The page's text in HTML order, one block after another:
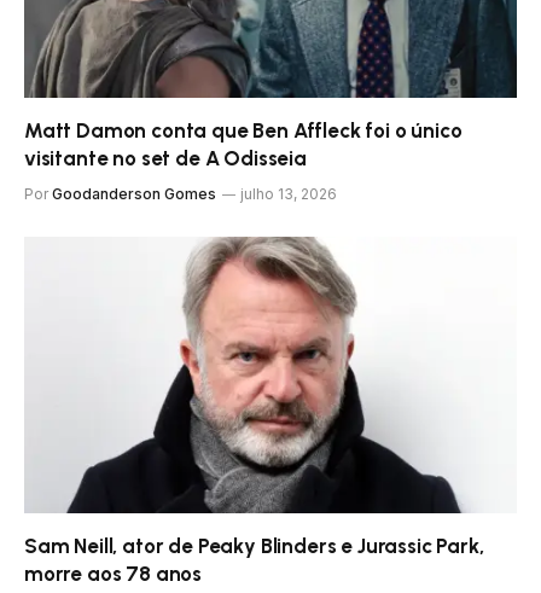
Matt Damon conta que Ben Affleck foi o único
visitante no set de A Odisseia
Por Goodanderson Gomes julho 13, 2026
Sam Neill, ator de Peaky Blinders e Jurassic Park,
morre aos 78 anos